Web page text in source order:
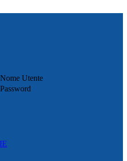
Nome Utente
Password